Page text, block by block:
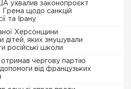
ухвалив законопроєкт
Грема щодо санкцій
та Ірану
Херсонщини
дітей, яких змушували
російські школи
отримав чергову партію
від французьких